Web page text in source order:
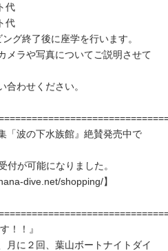
代
代
グ終了後に座学を行います。
メラや写真についてご説明させて
合わせください。
「波の下水族館』絶賛発売中で
付が可能になりました。
dive.net/shopping/】
！！』
月に２回、葉山ボートナイトダイ